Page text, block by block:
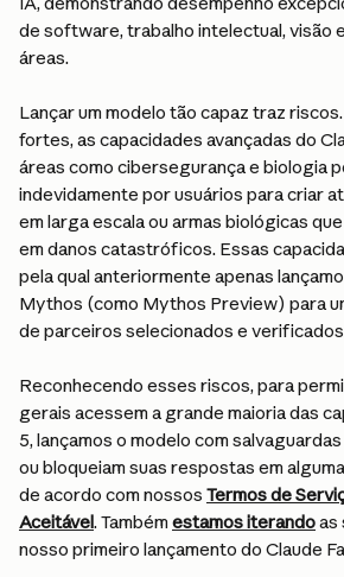
de software, trabalho intelectual, visão
áreas.
Lançar um modelo tão capaz traz
fortes, as capacidades avançadas do
áreas como cibersegurança e biologia
indevidamente por usuários para criar
em larga escala ou armas biológicas
em danos catastróficos. Essas
pela qual anteriormente apenas
Mythos (como Mythos Preview) para
de parceiros selecionados e
Reconhecendo esses riscos, para
gerais acessem a grande maioria das
5, lançamos o modelo com
ou bloqueiam suas respostas em
de acordo com nossos Termos de
Aceitável. Também estamos iterando as
nosso primeiro lançamento do Claude